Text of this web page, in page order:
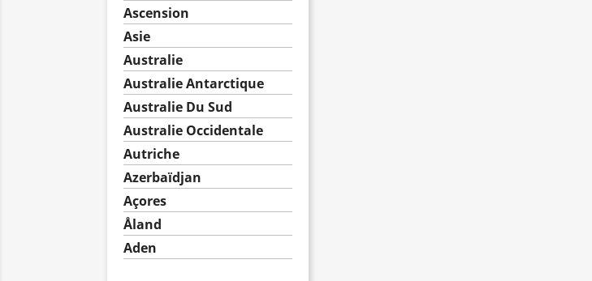
Ascension
Asie
Australie
Australie Antarctique
Australie Du Sud
Australie Occidentale
Autriche
Azerbaïdjan
Açores
Åland
Aden